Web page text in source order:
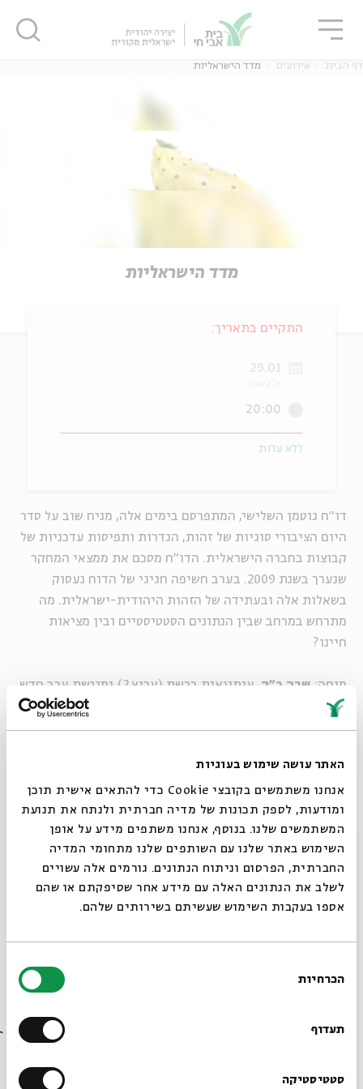
האתר עושה שימוש בעוגיות
אנחנו משתמשים בקובצי Cookie כדי להתאים אישית תוכן
ומודעות, לספק תכונות של מדיה חברתית ולנתח את תנועת
המשתמשים שלנו. בנוסף, אנחנו משתפים מידע על אופן
השימוש באתר שלנו עם השותפים שלנו מתחומי המדיה
החברתית, הפרסום וניתוח הנתונים. גורמים אלה עשויים
לשלב את הנתונים האלה עם מידע אחר שסיפקתם או שהם
אספו בעקבות השימוש שעשיתם בשירותים שלהם.
הסכמה
הכרחיות
תעדוף
סטטיסטיקה
דף הבית אירועים מדד הישראליות
מדד הישראליות
דו"ח גוטמן השלישי, המתפרסם בימים אלה, מניח שוב על סדר
היום הציבורי סוגיות של זהות, הגדרות ותפיסות עדכניות של
קבוצות בחברה הישראלית. הדו"ח מסכם את ממצאי המחקר
שנערך בשנת 2009. בערב חשיפה חגיגי של הדוח נעסוק
בשאלות אלה ובעתידה של הזהות היהודית-ישראלית. מה
מתרחש במרחב שבין הנתונים הסטטיסטיים ובין מציאות
חיינו?
מנחה: שרה ב"ק
, עיתונאית ברשת (ערוץ 2) ומגישת ערב חדש
בטלוויזיה החינוכית
שיחה בהשתתפות:
בישראל
הסופרתעירית לינור
הסופראסף ענברי,מחבר הספר "הביתה"
דברי פתיחה:
פרופ'תמר הרמן, מנהלת אקדמית של מרכז גוטמן לסקרים,
המכון הישראלי לדמוקרטיה
, מנתחת הנתונים וכותבת הדו"ח
מהשעה 19:00
שיתוף הרשמה לאירועים דומים
התקיים בתאריך:
29.01
20:00
ללא עלות
סגור
סגור